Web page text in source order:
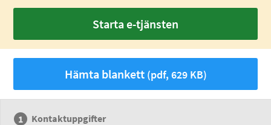
Starta e-tjänsten
Hämta blankett(pdf, 629 KB)
Kontaktuppgifter